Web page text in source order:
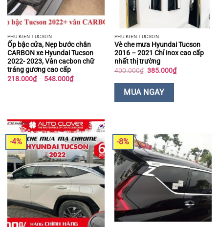
PHỤ KIỆN TUCSON
Ốp bậc cửa, Nẹp bước chân
CARBON xe Hyundai Tucson
2022- 2023, Vân cacbon chữ
tráng gương cao cấp
218.000₫ – 548.000₫Khoảng
giá:
PHỤ KIỆN TUCSON
Vè che mưa Hyundai Tucson
2016 – 2021 Chỉ inox cao cấp
nhất thị trường
400.000₫ Giá
là:
400.000₫.
385.000₫Giá
hiện
MUA NGAY
-4% -8%